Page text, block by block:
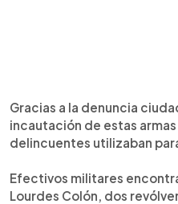
Gracias a la denuncia
incautación de estas
delincuentes utilizaban
Efectivos militares
Lourdes Colón, dos